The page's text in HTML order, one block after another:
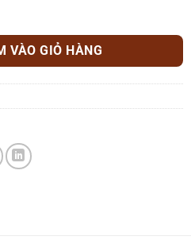
tự động vòi AC-CR-10 số lượng
VÀO GIỎ HÀNG